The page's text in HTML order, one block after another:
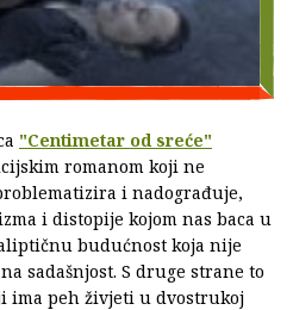
"Centimetar od sreće"
romanom koji ne
i nadograđuje,
i distopije kojom nas baca u
budućnost koja nije
sadašnjost. S druge strane to
ima peh živjeti u dvostrukoj